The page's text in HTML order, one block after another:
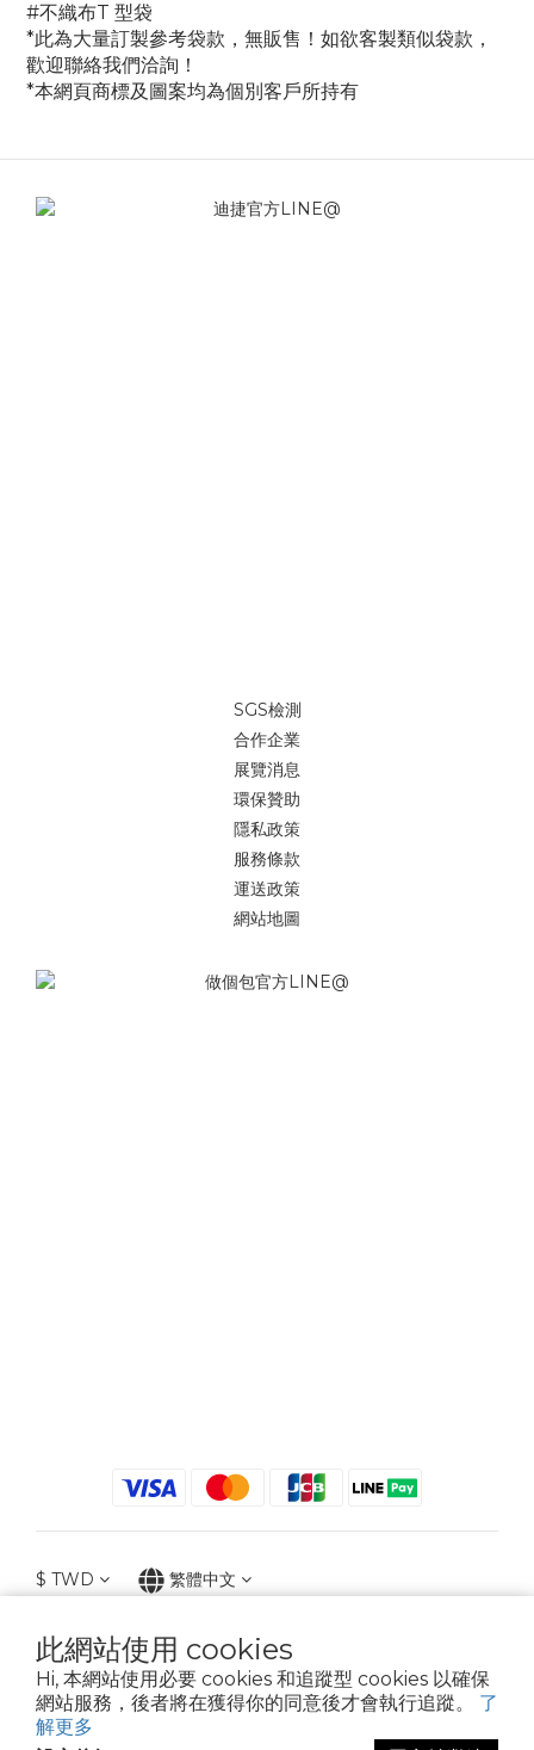
此網站使用 cookies
Hi, 本網站使用必要 cookies 和追蹤型 cookies 以確保
網站服務，後者將在獲得你的同意後才會執行追蹤。 了
解更多
#不織布T 型袋
*此為大量訂製參考袋款，無販售！如欲客製類似袋款，
歡迎聯絡我們洽詢！
*本網頁商標及圖案均為個別客戶所持有
SGS檢測
合作企業
展覽消息
環保贊助
隱私政策
服務條款
運送政策
網站地圖
$ TWD 繁體中文
2021 © iGreenbag | DoaBag | Working Hrs 8:30 - 18:00｜新北市新莊區中正路
659-5號3樓 | 02-2903-8800 | 統編 : 28396448 (唯一統編無關係企業)